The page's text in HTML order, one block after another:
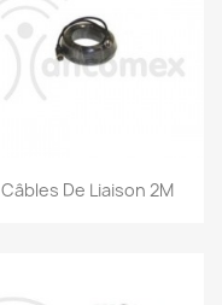
Aperçu rapide
Câbles De Liaison 2M